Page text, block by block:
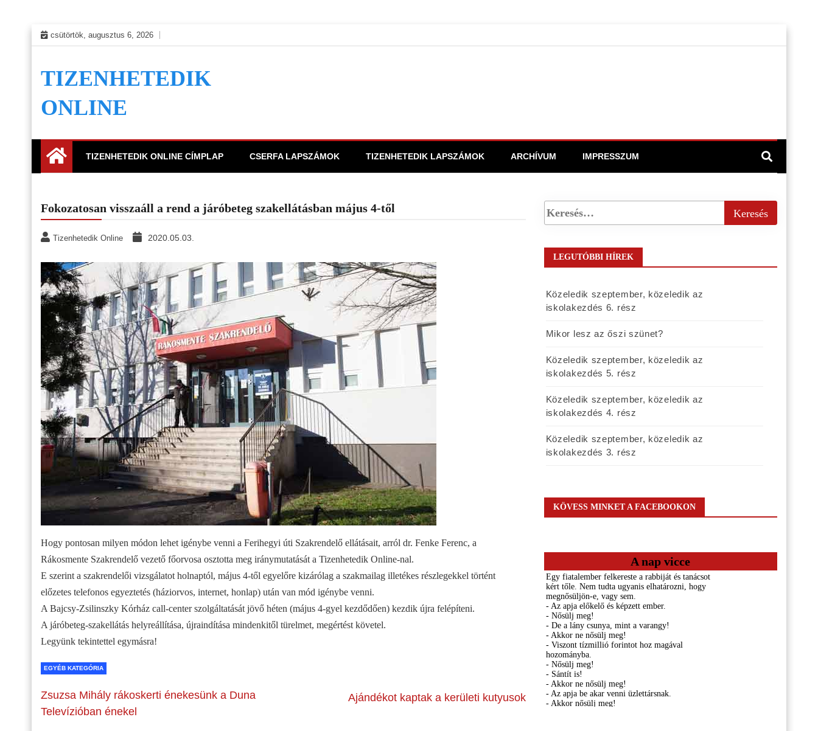
Skip
to
csütörtök, augusztus 6, 2026
TIZENHETEDIK
ONLINE
TIZENHETEDIK ONLINE CÍMPLAP CSERFA LAPSZÁMOK TIZENHETEDIK LAPSZÁMOK ARCHÍVUM IMPRESSZUM
Fokozatosan visszaáll a rend a járóbeteg szakellátásban május 4-től
Tizenhetedik Online 2020.05.03.
Hogy pontosan milyen módon lehet igénybe venni a Ferihegyi úti Szakrendelő ellátásait, arról dr. Fenke Ferenc, a
Rákosmente Szakrendelő vezető főorvosa osztotta meg iránymutatását a Tizenhetedik Online-nal.
E szerint a szakrendelői vizsgálatot holnaptól, május 4-től egyelőre kizárólag a szakmailag illetékes részlegekkel történt
előzetes telefonos egyeztetés (háziorvos, internet, honlap) után van mód igénybe venni.
A Bajcsy-Zsilinszky Kórház call-center szolgáltatását jövő héten (május 4-gyel kezdődően) kezdik újra felépíteni.
A járóbeteg-szakellátás helyreállítása, újraindítása mindenkitől türelmet, megértést követel.
Legyünk tekintettel egymásra!
EGYÉB KATEGÓRIA
Zsuzsa Mihály rákoskerti énekesünk a Duna
Televízióban énekel
Ajándékot kaptak a kerületi kutyusok
LEGUTÓBBI HÍREK
Közeledik szeptember, közeledik az
iskolakezdés 6. rész
Mikor lesz az őszi szünet?
Közeledik szeptember, közeledik az
iskolakezdés 5. rész
Közeledik szeptember, közeledik az
iskolakezdés 4. rész
Közeledik szeptember, közeledik az
iskolakezdés 3. rész
KÖVESS MINKET A FACEBOOKON
A nap vicce